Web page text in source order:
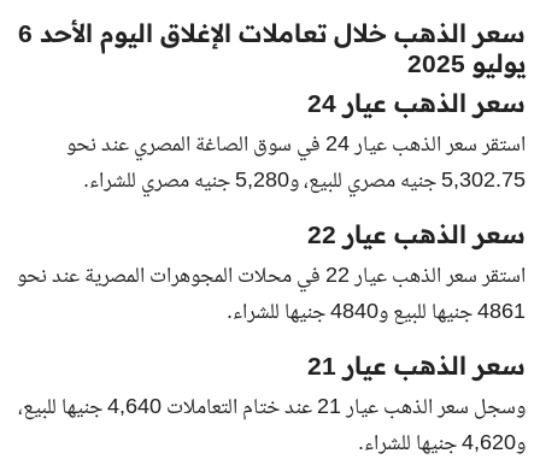
سعر الذهب خلال تعاملات الإغلاق اليوم الأحد 6
يوليو 2025
سعر الذهب عيار 24
استقر سعر الذهب عيار 24 في سوق الصاغة المصري عند نحو
5,302.75 جنيه مصري للبيع، و5,280 جنيه مصري للشراء.
سعر الذهب عيار 22
استقر سعر الذهب عيار 22 في محلات المجوهرات المصرية عند نحو
4861 جنيها للبيع و4840 جنيها للشراء.
سعر الذهب عيار 21
وسجل سعر الذهب عيار 21 عند ختام التعاملات 4,640 جنيها للبيع،
و4,620 جنيها للشراء.